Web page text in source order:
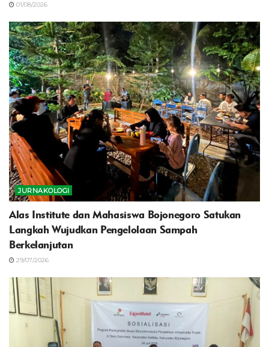
01/08/2026
JURNAKOLOGI
Alas Institute dan Mahasiswa Bojonegoro Satukan
Langkah Wujudkan Pengelolaan Sampah
Berkelanjutan
29/07/2026